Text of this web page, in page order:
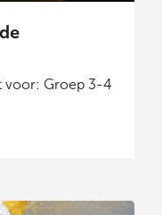
voor: Groep 3-4